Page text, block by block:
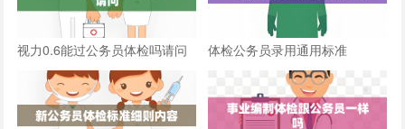
视力0.6能过公务员体检吗请问 体检公务员录用通用标准